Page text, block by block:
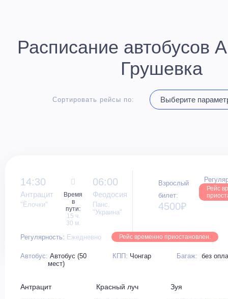
Расписание автобусов
Грушевка
Сортировать рейсы по:
14:30
Антрацит
"Ёлочки"
Время
в
пути:
15 ч.
30 м.
06:00
Феодосия
Панс.
"Украина"
Взрослый
билет:
4500₽
Рейс
Регулярность: Ежедневно Рейс временно приостановлен.
Автобус: Автобус (50
мест)
КПП: Чонгар Багаж: без
Антрацит Красный луч Зуя